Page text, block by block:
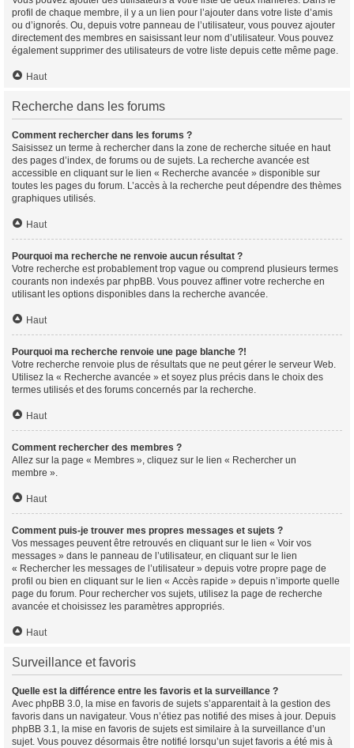
profil de chaque membre, il y a un lien pour l’ajouter dans votre liste d’amis
ou d’ignorés. Ou, depuis votre panneau de l’utilisateur, vous pouvez ajouter
directement des membres en saisissant leur nom d’utilisateur. Vous pouvez
également supprimer des utilisateurs de votre liste depuis cette même page.
Haut
Recherche dans les forums
Comment rechercher dans les forums ?
Saisissez un terme à rechercher dans la zone de recherche située en haut
des pages d’index, de forums ou de sujets. La recherche avancée est
accessible en cliquant sur le lien « Recherche avancée » disponible sur
toutes les pages du forum. L’accès à la recherche peut dépendre des thèmes
graphiques utilisés.
Haut
Pourquoi ma recherche ne renvoie aucun résultat ?
Votre recherche est probablement trop vague ou comprend plusieurs termes
courants non indexés par phpBB. Vous pouvez affiner votre recherche en
utilisant les options disponibles dans la recherche avancée.
Haut
Pourquoi ma recherche renvoie une page blanche ?!
Votre recherche renvoie plus de résultats que ne peut gérer le serveur Web.
Utilisez la « Recherche avancée » et soyez plus précis dans le choix des
termes utilisés et des forums concernés par la recherche.
Haut
Comment rechercher des membres ?
Allez sur la page « Membres », cliquez sur le lien « Rechercher un
membre ».
Haut
Comment puis-je trouver mes propres messages et sujets ?
Vos messages peuvent être retrouvés en cliquant sur le lien « Voir vos
messages » dans le panneau de l’utilisateur, en cliquant sur le lien
« Rechercher les messages de l’utilisateur » depuis votre propre page de
profil ou bien en cliquant sur le lien « Accès rapide » depuis n’importe quelle
page du forum. Pour rechercher vos sujets, utilisez la page de recherche
avancée et choisissez les paramètres appropriés.
Haut
Surveillance et favoris
Quelle est la différence entre les favoris et la surveillance ?
Avec phpBB 3.0, la mise en favoris de sujets s’apparentait à la gestion des
favoris dans un navigateur. Vous n’étiez pas notifié des mises à jour. Depuis
phpBB 3.1, la mise en favoris de sujets est similaire à la surveillance d’un
sujet. Vous pouvez désormais être notifié lorsqu’un sujet favoris a été mis à